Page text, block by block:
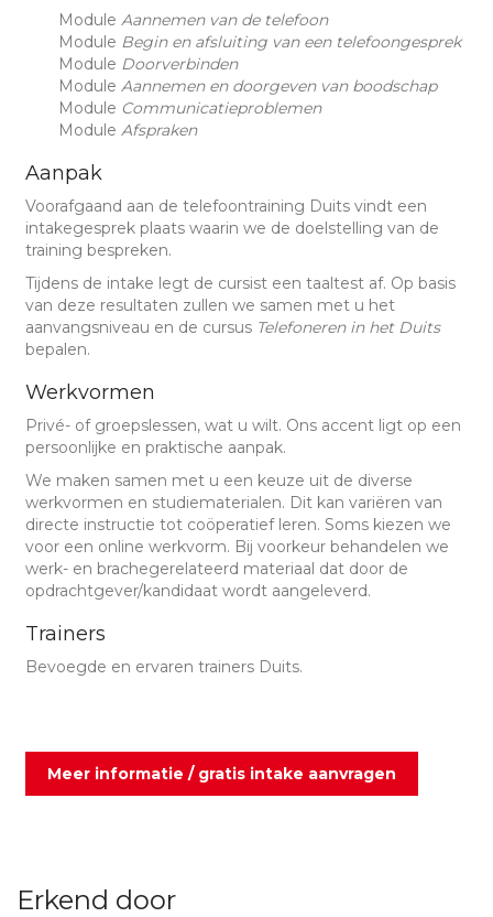
Module Aannemen van de telefoon
Module Begin en afsluiting van een telefoongesprek
Module Doorverbinden
Module Aannemen en doorgeven van boodschap
Module Communicatieproblemen
Module Afspraken
Aanpak
Voorafgaand aan de telefoontraining Duits vindt een
intakegesprek plaats waarin we de doelstelling van de
training bespreken.
Tijdens de intake legt de cursist een taaltest af. Op basis
van deze resultaten zullen we samen met u het
aanvangsniveau en de cursus Telefoneren in het Duits
bepalen.
Werkvormen
Privé- of groepslessen, wat u wilt. Ons accent ligt op een
persoonlijke en praktische aanpak.
We maken samen met u een keuze uit de diverse
werkvormen en studiematerialen. Dit kan variëren van
directe instructie tot coöperatief leren. Soms kiezen we
voor een online werkvorm. Bij voorkeur behandelen we
werk- en brachegerelateerd materiaal dat door de
opdrachtgever/kandidaat wordt aangeleverd.
Trainers
Bevoegde en ervaren trainers Duits.
Meer informatie / gratis intake aanvragen
Erkend door